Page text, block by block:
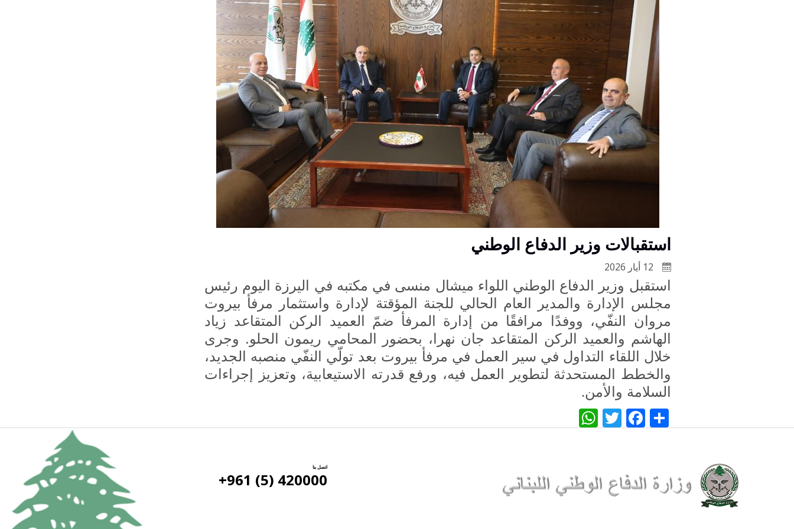
استقبالات وزير الدفاع الوطني
استقبل وزير الدفاع الوطني اللواء ميشال منسى في مكتبه في اليرزة اليوم رئيس
مجلس الإدارة والمدير العام الحالي للجنة المؤقتة لإدارة واستثمار مرفأ بيروت
مروان النفّي، ووفدًا مرافقًا من إدارة المرفأ ضمّ العميد الركن المتقاعد زياد
الهاشم والعميد الركن المتقاعد جان نهرا، بحضور المحامي ريمون الحلو. وجرى
خلال اللقاء التداول في سير العمل في مرفأ بيروت بعد تولّي النفّي منصبه الجديد،
والخطط المستحدثة لتطوير العمل فيه، ورفع قدرته الاستيعابية، وتعزيز إجراءات
السلامة والأمن.
Share
Facebook
Twitter
اتصل بنا
420000 (5) 961+